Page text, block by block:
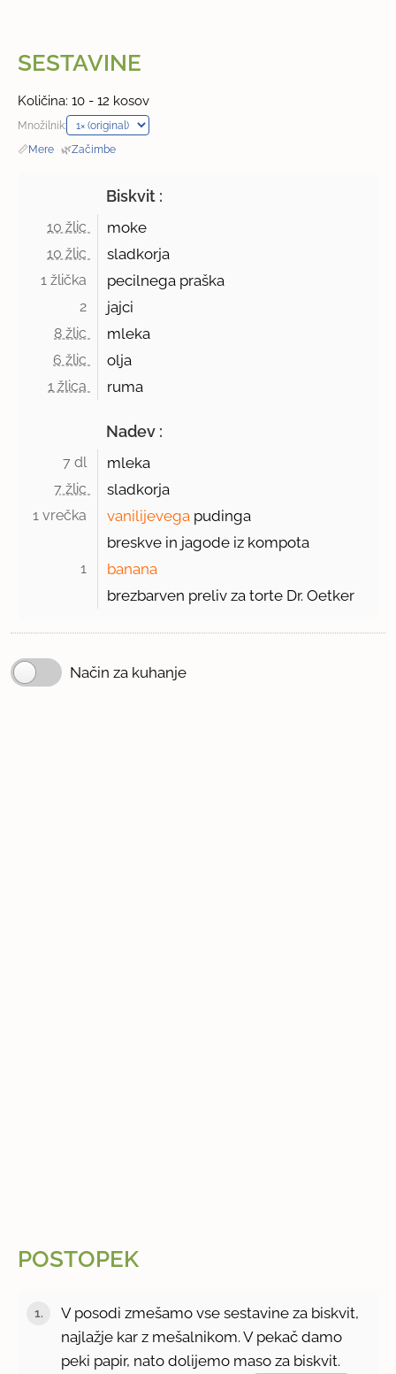
SESTAVINE
Količina: 10 - 12 kosov
Množilnik:
📏Mere · 🌿Začimbe
Biskvit :
10 žlic moke
10 žlic sladkorja
1 žlička pecilnega praška
2 jajci
8 žlic mleka
6 žlic olja
1 žlica ruma
Nadev :
7 dl mleka
7 žlic sladkorja
1 vrečka vanilijevega pudinga
breskve in jagode iz kompota
1
banana
brezbarven preliv za torte Dr. Oetker
Način za kuhanje
POSTOPEK
V posodi zmešamo vse sestavine za biskvit,
najlažje kar z mešalnikom. V pekač damo
peki papir, nato dolijemo maso za biskvit.